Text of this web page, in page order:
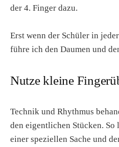
der 4. Finger dazu.
Erst wenn der Schüler in
führe ich den Daumen und
Nutze kleine
Technik und Rhythmus
den eigentlichen Stücken.
einer speziellen Sache und